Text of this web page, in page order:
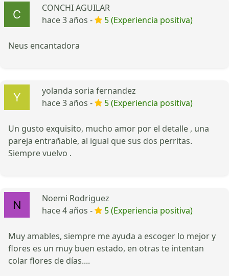
CONCHI AGUILAR
hace 3 años -
5 (Experiencia positiva)
Neus encantadora
yolanda soria fernandez
hace 3 años -
5 (Experiencia positiva)
Un gusto exquisito, mucho amor por el detalle , una
pareja entrañable, al igual que sus dos perritas.
Siempre vuelvo .
Noemi Rodriguez
hace 4 años -
5 (Experiencia positiva)
Muy amables, siempre me ayuda a escoger lo mejor y
flores es un muy buen estado, en otras te intentan
colar flores de días....